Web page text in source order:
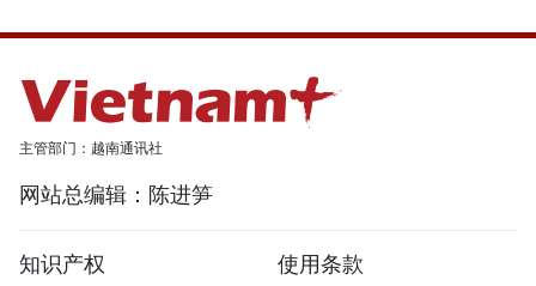
主管部门：越南通讯社
网站总编辑：陈进笋
知识产权
使用条款